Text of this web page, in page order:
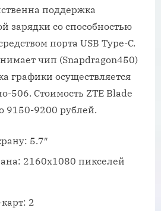
поддержка
зарядки со способностью
порта USB Type-C.
чип (Snapdragon450)
графики осуществляется
506. Стоимость ZTE Blade
9150-9200 рублей.
5.7″
2160х1080 пикселей
2